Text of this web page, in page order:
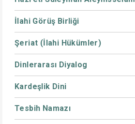
İlahi Görüş Birliği
Şeriat (İlahi Hükümler)
Dinlerarası Diyalog
Kardeşlik Dini
Tesbih Namazı